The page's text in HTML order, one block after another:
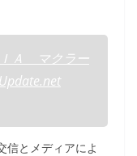
ＩＡ マクラー
信とメディアによ